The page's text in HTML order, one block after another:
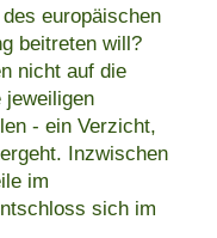
europäischen
beitreten will?
nicht auf die
jeweiligen
- ein Verzicht,
Inzwischen
im
sich im